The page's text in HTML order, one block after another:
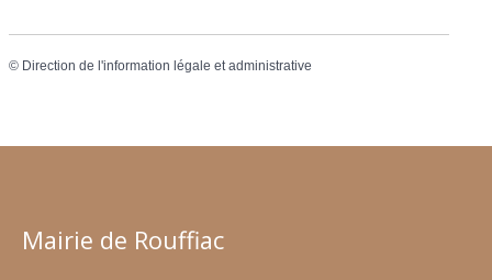
© Direction de l'information légale et administrative
Mairie de Rouffiac